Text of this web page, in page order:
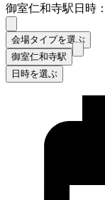
御室仁和寺駅日時
会場タイプを選ぶ
御室仁和寺駅
日時を選ぶ